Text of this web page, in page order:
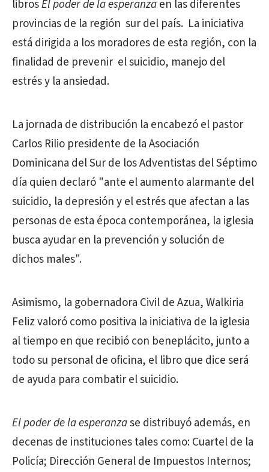
librosEl poder de la esperanzaen las diferentes
provincias de la región sur del país. La iniciativa
está dirigida a los moradores de esta región, con la
finalidad de prevenir el suicidio, manejo del
estrés y la ansiedad.
La jornada de distribución la encabezó el pastor
Carlos Rilio presidente de la Asociación
Dominicana del Sur de los Adventistas del Séptimo
día quien declaró "ante el aumento alarmante del
suicidio, la depresión y el estrés que afectan a las
personas de esta época contemporánea, la iglesia
busca ayudar en la prevención y solución de
dichos males".
Asimismo, la gobernadora Civil de Azua, Walkiria
Feliz valoró como positiva la iniciativa de la iglesia
al tiempo en que recibió con beneplácito, junto a
todo su personal de oficina, el libro que dice será
de ayuda para combatir el suicidio.
El poder de la esperanzase distribuyó además, en
decenas de instituciones tales como: Cuartel de la
Policía; Dirección General de Impuestos Internos;